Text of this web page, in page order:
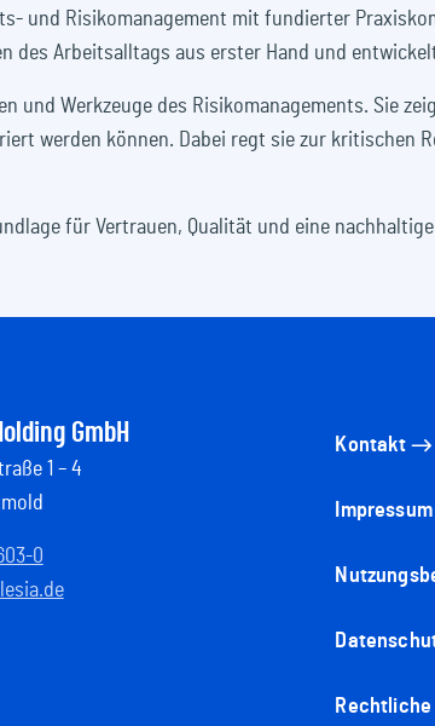
und Risikomanagement mit fundierter
des Arbeitsalltags aus erster Hand und
und Werkzeuge des Risikomanagements. Sie
werden können. Dabei regt sie zur kritischen
für Vertrauen, Qualität und eine
GmbH
1 – 4
0
Kontakt
Impressum